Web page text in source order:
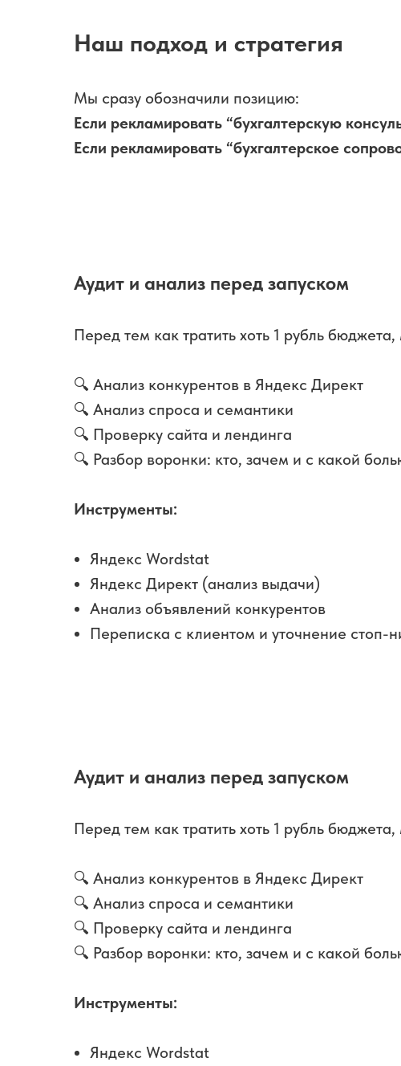
Наш подход и стратегия
Мы сразу обозначили позицию:
Если рекламировать “бухгалтерскую
Если рекламировать “бухгалтерское
Аудит и анализ перед запуском
Перед тем как тратить хоть 1 рубль
🔍 Анализ конкурентов в Яндекс Директ
🔍 Анализ спроса и семантики
🔍 Проверку сайта и лендинга
🔍 Разбор воронки: кто, зачем и с какой
Инструменты:
Яндекс Wordstat
Яндекс Директ (анализ выдачи)
Анализ объявлений конкурентов
Переписка с клиентом и уточнение стоп-
Аудит и анализ перед запуском
Перед тем как тратить хоть 1 рубль
🔍 Анализ конкурентов в Яндекс Директ
🔍 Анализ спроса и семантики
🔍 Проверку сайта и лендинга
🔍 Разбор воронки: кто, зачем и с какой
Инструменты:
Яндекс Wordstat